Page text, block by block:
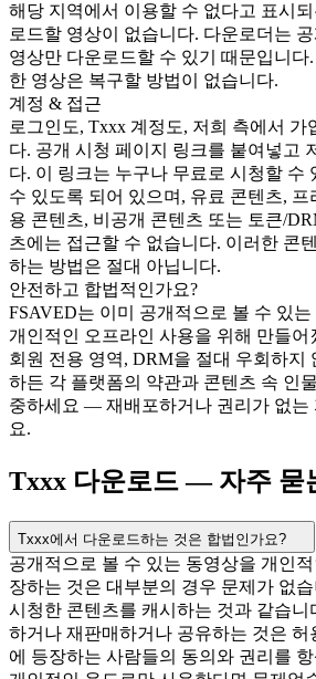
해당 지역에서 이용할 수 없다고 표시
로드할 영상이 없습니다. 다운로더는
영상만 다운로드할 수 있기 때문입니다
한 영상은 복구할 방법이 없습니다.
계정 & 접근
로그인도, Txxx 계정도, 저희 측에서 가
다. 공개 시청 페이지 링크를 붙여넣고
다. 이 링크는 누구나 무료로 시청할 수
수 있도록 되어 있으며, 유료 콘텐츠, 프
용 콘텐츠, 비공개 콘텐츠 또는 토큰/
츠에는 접근할 수 없습니다. 이러한 콘
하는 방법은 절대 아닙니다.
안전하고 합법적인가요?
FSAVED는 이미 공개적으로 볼 수 있
개인적인 오프라인 사용을 위해 만들어
회원 전용 영역, DRM을 절대 우회하지
하든 각 플랫폼의 약관과 콘텐츠 속 인
중하세요 — 재배포하거나 권리가 없는
요.
Txxx 다운로드 — 자주 묻
Txxx에서 다운로드하는 것은 합법인가요?
공개적으로 볼 수 있는 동영상을 개인
장하는 것은 대부분의 경우 문제가 없
시청한 콘텐츠를 캐시하는 것과 같습니
하거나 재판매하거나 공유하는 것은 허
에 등장하는 사람들의 동의와 권리를